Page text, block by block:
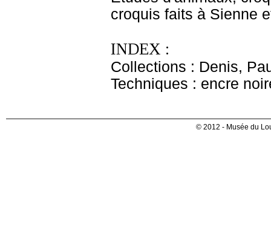
croquis faits à Sienne
INDEX :
Collections : Denis,
Techniques : encre
© 2012 - Musée du